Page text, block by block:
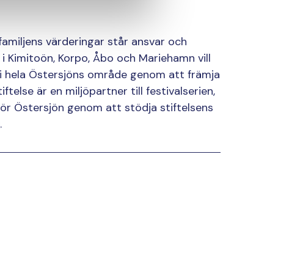
värderingar står ansvar och
Korpo, Åbo och Mariehamn vill
Östersjöns område genom att främja
är en miljöpartner till festivalserien,
Östersjön genom att stödja stiftelsens
.